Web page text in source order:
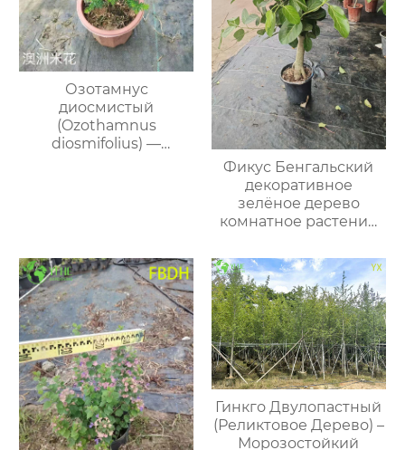
Озотамнус
диосмистый
(Ozothamnus
diosmifolius) —
Фикус Бенгальский
декоративное
зелёное дерево
комнатное растение
интерьер
Гинкго Двулопастный
(Реликтовое Дерево) –
Морозостойкий